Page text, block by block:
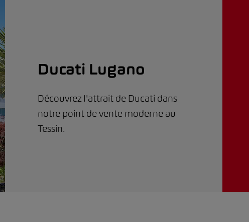
Ducati Lugano
Découvrez l'attrait de Ducati dans
notre point de vente moderne au
Tessin.